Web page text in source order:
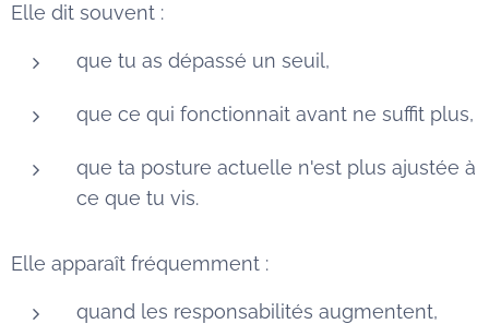
Elle dit souvent :
que tu as dépassé un seuil,
que ce qui fonctionnait avant ne suffit plus,
que ta posture actuelle n'est plus ajustée à
ce que tu vis.
Elle apparaît fréquemment :
quand les responsabilités augmentent,